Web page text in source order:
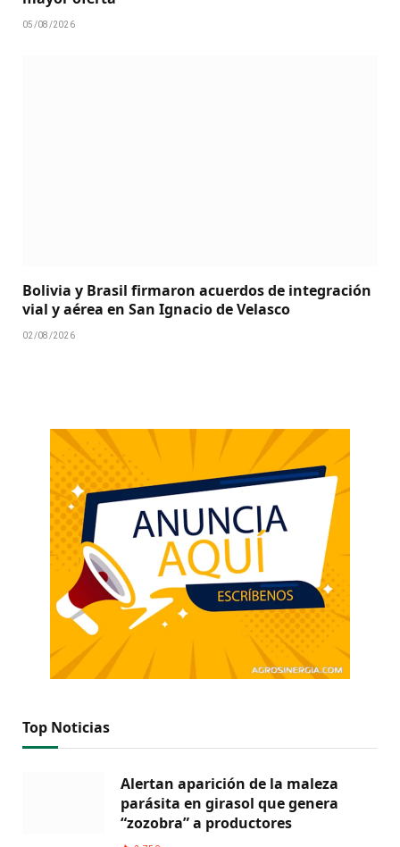
05/08/2026
Bolivia y Brasil firmaron acuerdos de integración
vial y aérea en San Ignacio de Velasco
02/08/2026
Top Noticias
Alertan aparición de la maleza
parásita en girasol que genera
“zozobra” a productores